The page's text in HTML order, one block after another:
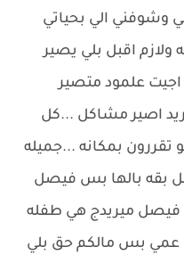
وشوفني الي بحياتي
اقبل بلي يصير
علمود متصير
اصير مشاكل ...كل
تقررون بمكانه ...جميله
بقه بالها بس فيصل
فيصل ميريدج هي طفله
عمي بس مالكم حق بلي